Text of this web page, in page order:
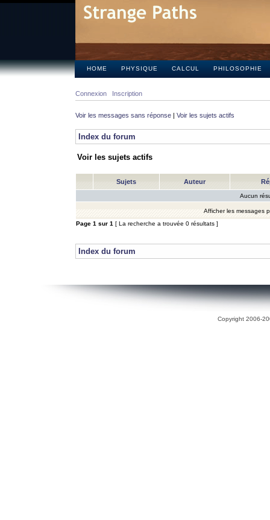
HOME PHYSIQUE CALCUL PHILOSOPHIE
Connexion Inscription
Voir les messages sans réponse | Voir les sujets actifs
Index du forum
Voir les sujets actifs
Sujets Auteur
Aucun
Afficher les messages
Page 1 sur 1 [ La recherche a trouvée 0 résultats ]
Index du forum
Copyright 2006-